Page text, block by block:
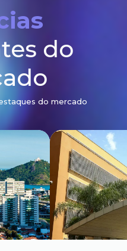
do
do mercado